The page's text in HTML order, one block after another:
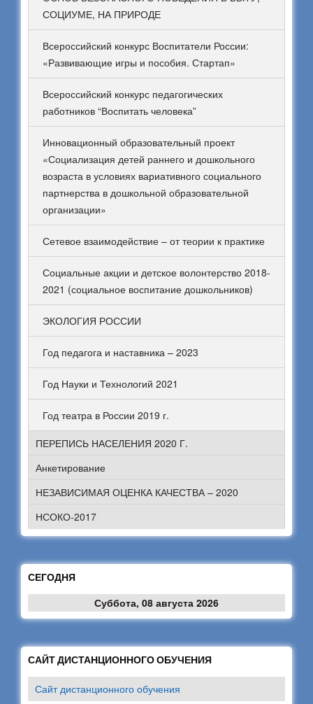
СОЦИУМЕ, НА ПРИРОДЕ
Всероссийский конкурс Воспитатели России:
«Развивающие игры и пособия. Стартап»
Всероссийский конкурс педагогических
работников “Воспитать человека”
Инновационный образовательный проект
«Социализация детей раннего и дошкольного
возраста в условиях вариативного социального
партнерства в дошкольной образовательной
организации»
Сетевое взаимодействие – от теории к практике
Социальные акции и детское волонтерство 2018-
2021 (социальное воспитание дошкольников)
ЭКОЛОГИЯ РОССИИ
Год педагога и наставника – 2023
Год Науки и Технологий 2021
Год театра в России 2019 г.
ПЕРЕПИСЬ НАСЕЛЕНИЯ 2020 Г.
Анкетирование
НЕЗАВИСИМАЯ ОЦЕНКА КАЧЕСТВА – 2020
НСОКО-2017
СЕГОДНЯ
Суббота, 08 августа 2026
САЙТ ДИСТАНЦИОННОГО ОБУЧЕНИЯ
Сайт дистанционного обучения